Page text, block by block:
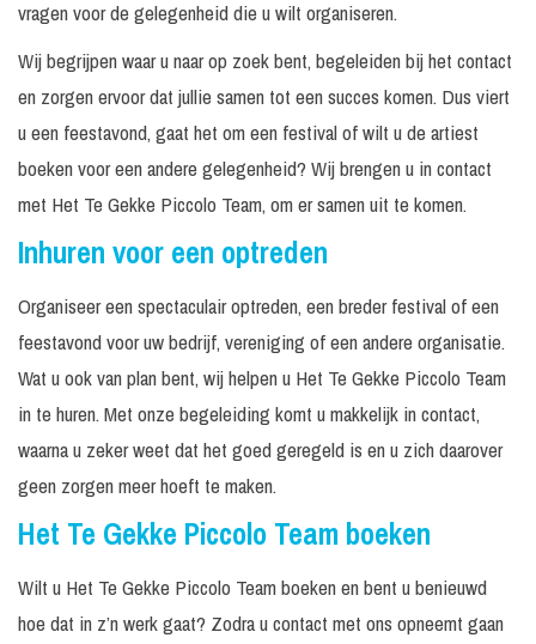
vragen voor de gelegenheid die u wilt organiseren.
Wij begrijpen waar u naar op zoek bent, begeleiden bij het contact
en zorgen ervoor dat jullie samen tot een succes komen. Dus viert
u een feestavond, gaat het om een festival of wilt u de artiest
boeken voor een andere gelegenheid? Wij brengen u in contact
met Het Te Gekke Piccolo Team, om er samen uit te komen.
Inhuren voor een optreden
Organiseer een spectaculair optreden, een breder festival of een
feestavond voor uw bedrijf, vereniging of een andere organisatie.
Wat u ook van plan bent, wij helpen u Het Te Gekke Piccolo Team
in te huren. Met onze begeleiding komt u makkelijk in contact,
waarna u zeker weet dat het goed geregeld is en u zich daarover
geen zorgen meer hoeft te maken.
Het Te Gekke Piccolo Team boeken
Wilt u Het Te Gekke Piccolo Team boeken en bent u benieuwd
hoe dat in z’n werk gaat? Zodra u contact met ons opneemt gaan